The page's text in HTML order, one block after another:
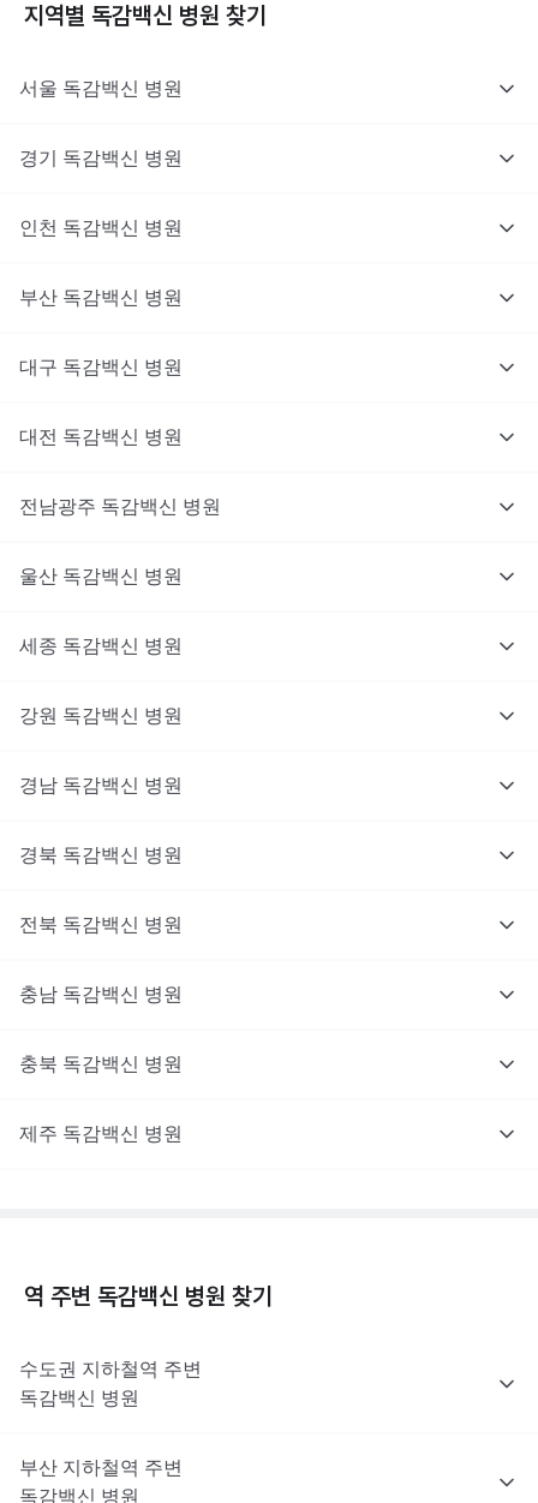
지역별 독감백신 병원 찾기
서울 독감백신 병원
경기 독감백신 병원
인천 독감백신 병원
부산 독감백신 병원
대구 독감백신 병원
대전 독감백신 병원
전남광주 독감백신 병원
울산 독감백신 병원
세종 독감백신 병원
강원 독감백신 병원
경남 독감백신 병원
경북 독감백신 병원
전북 독감백신 병원
충남 독감백신 병원
충북 독감백신 병원
제주 독감백신 병원
역 주변 독감백신 병원 찾기
수도권 지하철역 주변
독감백신
병원
부산 지하철역 주변
독감백신
병원